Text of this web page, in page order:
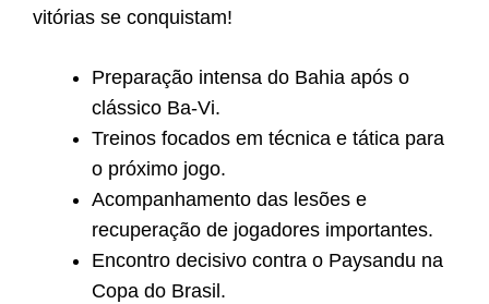
vitórias se conquistam!
Preparação intensa do Bahia após o
clássico Ba-Vi.
Treinos focados em técnica e tática para
o próximo jogo.
Acompanhamento das lesões e
recuperação de jogadores importantes.
Encontro decisivo contra o Paysandu na
Copa do Brasil.